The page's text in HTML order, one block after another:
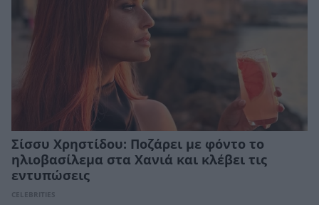
Σίσσυ Χρηστίδου: Ποζάρει με φόντο το
ηλιοβασίλεμα στα Χανιά και κλέβει τις
εντυπώσεις
CELEBRITIES